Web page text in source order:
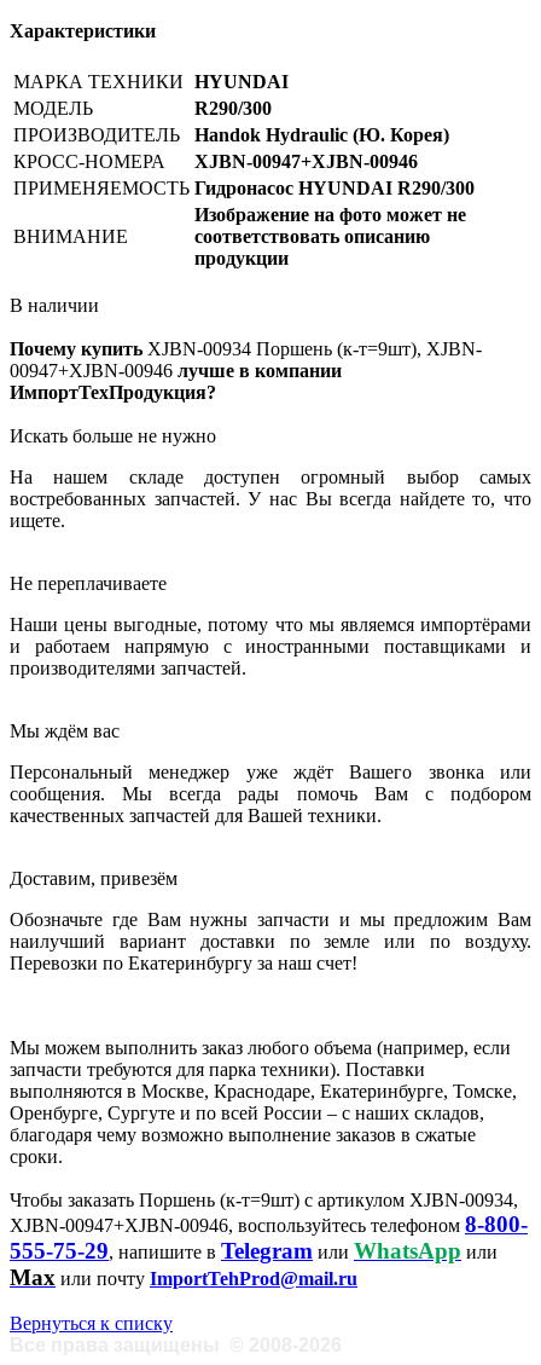
Характеристики
МАРКА ТЕХНИКИ HYUNDAI
МОДЕЛЬ
R290/300
ПРОИЗВОДИТЕЛЬ
Handok Hydraulic (Ю. Корея)
КРОСС-НОМЕРА
XJBN-00947+XJBN-00946
ПРИМЕНЯЕМОСТЬ Гидронасос HYUNDAI R290/300
ВНИМАНИЕ
Изображение на фото может не
соответствовать описанию
продукции
В наличии
Почему купить XJBN-00934 Поршень (к-т=9шт), XJBN-
00947+XJBN-00946 лучше в компании
ИмпортТехПродукция?
Искать больше не нужно
На нашем складе доступен огромный выбор самых
востребованных запчастей. У нас Вы всегда найдете то, что
ищете.
Не переплачиваете
Наши цены выгодные, потому что мы являемся импортёрами
и работаем напрямую с иностранными поставщиками и
производителями запчастей.
Мы ждём вас
Персональный менеджер уже ждёт Вашего звонка или
сообщения. Мы всегда рады помочь Вам с подбором
качественных запчастей для Вашей техники.
Доставим, привезём
Обозначьте где Вам нужны запчасти и мы предложим Вам
наилучший вариант доставки по земле или по воздуху.
Перевозки по Екатеринбургу за наш счет!
Мы можем выполнить заказ любого объема (например, если
запчасти требуются для парка техники). Поставки
выполняются в Москве, Краснодаре, Екатеринбурге, Томске,
Оренбурге, Сургуте и по всей России – с наших складов,
благодаря чему возможно выполнение заказов в сжатые
сроки.
Чтобы заказать Поршень (к-т=9шт) с артикулом XJBN-00934,
XJBN-00947+XJBN-00946, воспользуйтесь телефоном 8-800-
555-75-29, напишите в Telegram или WhatsApp или
Max или почту ImportTehProd@mail.ru
Вернуться к списку